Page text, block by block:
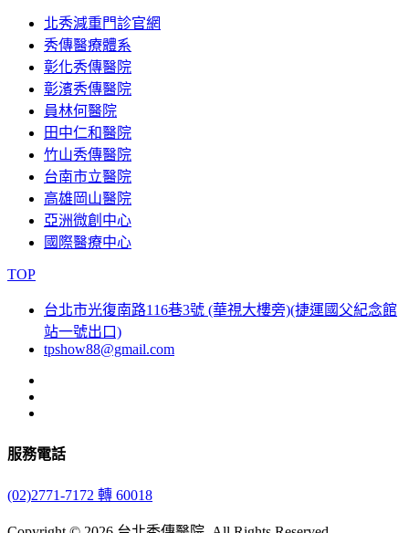
北秀減重門診官網
秀傳醫療體系
彰化秀傳醫院
彰濱秀傳醫院
員林何醫院
田中仁和醫院
竹山秀傳醫院
台南市立醫院
高雄岡山醫院
亞洲微創中心
國際醫療中心
TOP
台北市光復南路116巷3號 (華視大樓旁)(捷運國父紀念館
站一號出口)
tpshow88@gmail.com
服務電話
(02)2771-7172 轉 60018